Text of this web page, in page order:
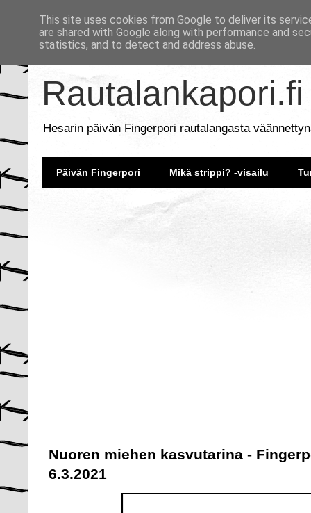
Rautalankapori.fi
Hesarin päivän Fingerpori rautalangasta
Päivän Fingerpori Mikä strippi? -visailu
Nuoren miehen kasvutarina -
6.3.2021
This site uses cookies from Google to deliver its
are shared with Google along with performance and
statistics, and to detect and address abuse.